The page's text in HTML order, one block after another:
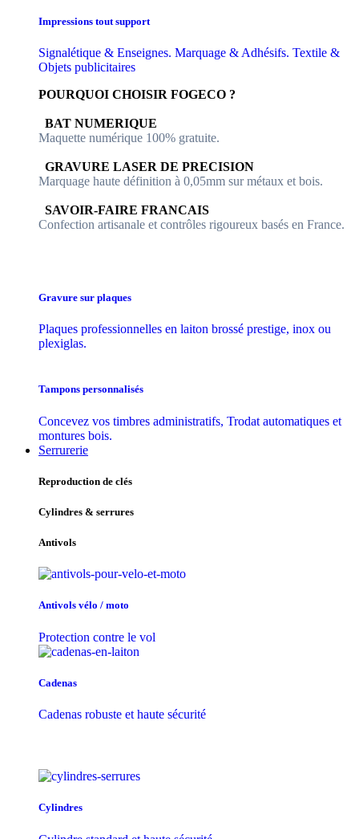
Impressions tout support
Signalétique & Enseignes. Marquage & Adhésifs. Textile &
Objets publicitaires
POURQUOI CHOISIR FOGECO ?
​​ BAT NUMERIQUE
Maquette numérique 100% ​gratuite.
​GRAVURE LASER DE PRECISION
Marquage haute définition à 0,05mm sur métaux et bois.
​SAVOIR-FAIRE FRANCAIS
Confection artisanale et contrôles ​rigoureux basés en France.
Gravure sur plaques
Plaques professionnelles en laiton brossé prestige, inox ou
plexiglas.
Tampons personnalisés
Concevez vos timbres administratifs, Trodat automatiques et
montures bois.
Serrurerie
Reproduction de clés
Cylindres & serrures
Antivols
Antivols vélo / moto
Protection contre le vol
Cadenas
Cadenas robuste et haute sécurité
Cylindres